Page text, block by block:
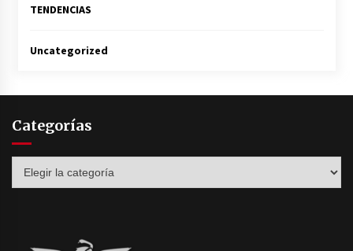
TENDENCIAS
Uncategorized
Categorías